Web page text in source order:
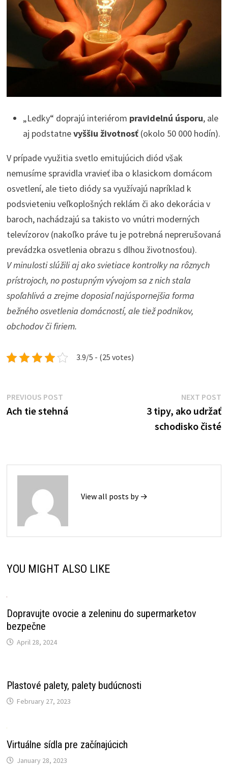
„Ledky“ doprajú interiérom pravidelnú úsporu, ale
aj podstatnevyššiu životnosť(okolo 50 000 hodín).
V prípade využitia svetlo emitujúcich diód však
nemusíme spravidla vravieť iba o klasickom domácom
osvetlení, ale tieto diódy sa využívajú napríklad k
podsvieteniu veľkoplošných reklám či ako dekorácia v
baroch, nachádzajú sa takisto vo vnútri moderných
televízorov (nakoľko práve tu je potrebná neprerušovaná
prevádzka osvetlenia obrazu s dlhou životnosťou).
V minulosti slúžili aj ako svietiace kontrolky na rôznych
prístrojoch, no postupným vývojom sa z nich stala
spoľahlivá a zrejme doposiaľ najúspornejšia forma
bežného osvetlenia domácností, ale tiež podnikov,
obchodov či firiem.
3.9/5 - (25 votes)
Post
navigation
PREVIOUS POSTPrevious
post:
Ach tie stehná
NEXT POST
3 tipy, ako udržať
schodisko čisté
View all posts by →
YOU MIGHT ALSO LIKE
Dopravujte ovocie a zeleninu do supermarketov
bezpečne
April 28, 2024
Plastové palety, palety budúcnosti
February 27, 2023
Virtuálne sídla pre začínajúcich
January 28, 2023